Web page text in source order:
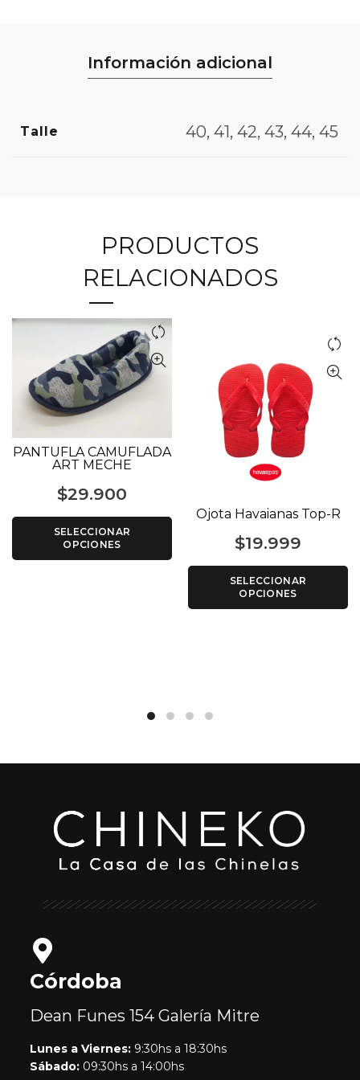
Información adicional
Talle 40, 41, 42, 43, 44, 45
PRODUCTOS
RELACIONADOS
PANTUFLA CAMUFLADA
ART MECHE
$29.900
SELECCIONAR
OPCIONES
Ojota Havaianas Top-R
$19.999
SELECCIONAR
OPCIONES
Córdoba
Dean Funes 154Galería Mitre
Lunes a Viernes: 9:30hs a 18:30hs
Sábado: 09:30hs a 14:00hs